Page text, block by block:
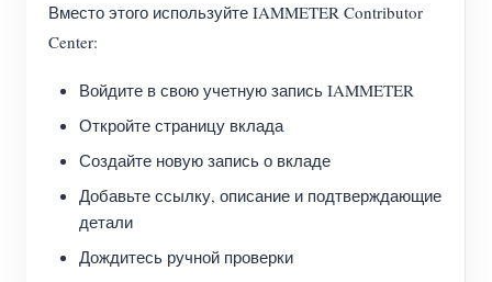
Вместо этого используйте IAMMETER Contributor
Center:
Войдите в свою учетную запись IAMMETER
Откройте страницу вклада
Создайте новую запись о вкладе
Добавьте ссылку, описание и подтверждающие
детали
Дождитесь ручной проверки